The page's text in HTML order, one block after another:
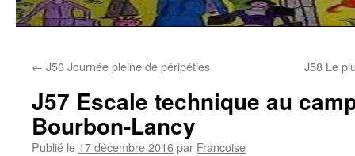
← J56 Journée pleine de péripéties J58 Le
J57 Escale technique au
Bourbon-Lancy
Publié le 17 décembre 2016par Francoise